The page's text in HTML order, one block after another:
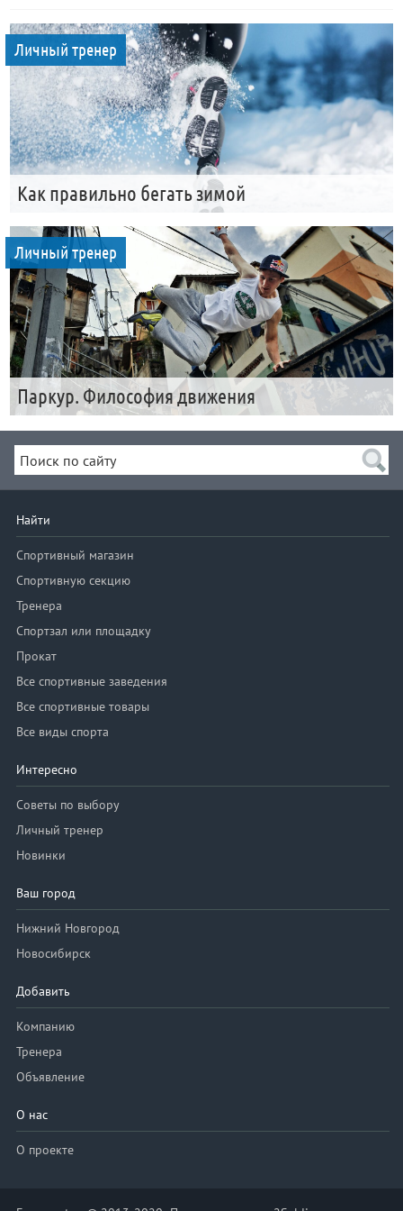
Личный тренер
Как правильно бегать зимой
Личный тренер
Паркур. Философия движения
Найти
Спортивный магазин
Спортивную секцию
Тренера
Спортзал или площадку
Прокат
Все спортивные заведения
Все спортивные товары
Все виды спорта
Интересно
Советы по выбору
Личный тренер
Новинки
Ваш город
Нижний Новгород
Новосибирск
Добавить
Компанию
Тренера
Объявление
О нас
О проекте